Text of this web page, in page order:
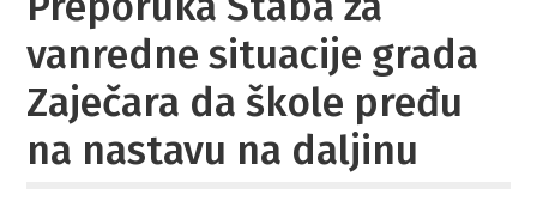
vanredne situacije grada
Zaječara da škole pređu
na nastavu na daljinu